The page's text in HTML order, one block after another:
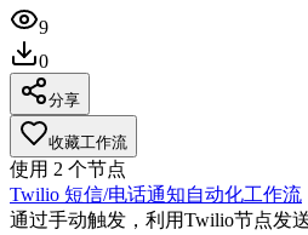
9
0
分享
收藏工作流
使用 2 个节点
Twilio 短信/电话通知自动化工作流
通过手动触发，利用Twilio节点发